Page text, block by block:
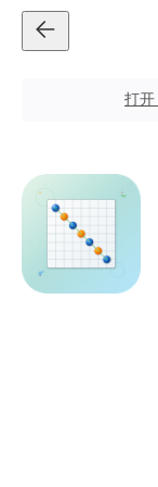
打开